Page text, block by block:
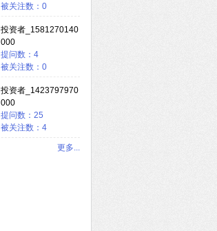
被关注数：0
投资者_1581270140
000
提问数：4
被关注数：0
投资者_1423797970
000
提问数：25
被关注数：4
更多...